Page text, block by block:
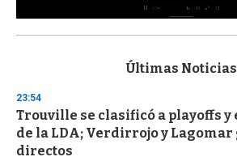
s
d
s
o
f
3
Últimas Noticias
23:54
Trouville se clasificó a playoffs y
de la LDA; Verdirrojo y
directos